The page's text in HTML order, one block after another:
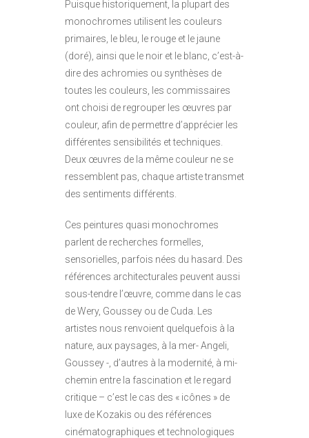
Puisque historiquement, la plupart des
monochromes utilisent les couleurs
primaires, le bleu, le rouge et le jaune
(doré), ainsi que le noir et le blanc, c’est-à-
dire des achromies ou synthèses de
toutes les couleurs, les commissaires
ont choisi de regrouper les œuvres par
couleur, afin de permettre d’apprécier les
différentes sensibilités et techniques.
Deux œuvres de la même couleur ne se
ressemblent pas, chaque artiste transmet
des sentiments différents.
Ces peintures quasi monochromes
parlent de recherches formelles,
sensorielles, parfois nées du hasard. Des
références architecturales peuvent aussi
sous-tendre l’œuvre, comme dans le cas
de Wery, Goussey ou de Cuda. Les
artistes nous renvoient quelquefois à la
nature, aux paysages, à la mer- Angeli,
Goussey -, d’autres à la modernité, à mi-
chemin entre la fascination et le regard
critique – c’est le cas des « icônes » de
luxe de Kozakis ou des références
cinématographiques et technologiques